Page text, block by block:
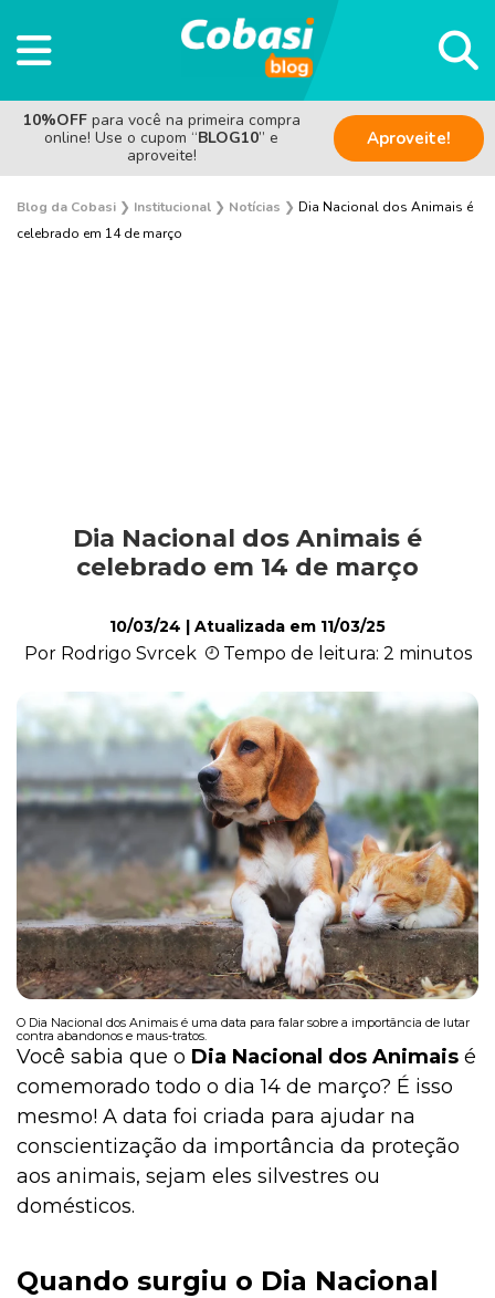
10%OFF para você na primeira compra
online! Use o cupom “BLOG10” e
aproveite!
Aproveite!
Blog da Cobasi ❯ Institucional ❯ Notícias ❯ Dia Nacional dos Animais é
celebrado em 14 de março
Ações Sociais
Cachorro
Gato
Outros Pets
Casa & Piscina
Jardinagem
Institucional
Dia Nacional dos Animais é
celebrado em 14 de março
10/03/24 | Atualizada em 11/03/25
Por Rodrigo Svrcek Tempo de leitura: 2 minutos
O Dia Nacional dos Animais é uma data para falar sobre a importância de lutar
contra abandonos e maus-tratos.
Você sabia que o Dia Nacional dos Animais é
comemorado todo o dia 14 de março? É isso
mesmo! A data foi criada para ajudar na
conscientização da importância da proteção
aos animais, sejam eles silvestres ou
domésticos.
Quando surgiu o Dia Nacional